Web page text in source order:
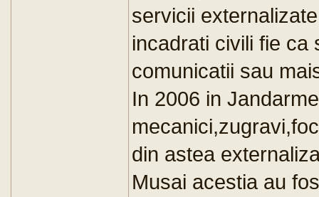
servicii
incadrati civili fie ca
comunicatii sau
In 2006 in
din astea
Musai acestia au